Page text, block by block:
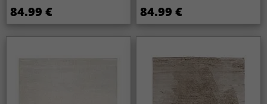
84.99 € 84.99 €